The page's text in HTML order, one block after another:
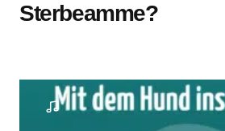
Sterbeamme?